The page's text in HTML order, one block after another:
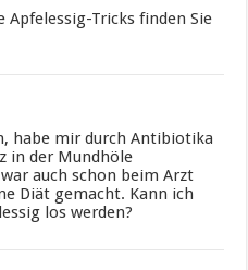
Apfelessig-Tricks finden Sie
habe mir durch Antibiotika
in der Mundhöle
auch schon beim Arzt
Diät gemacht. Kann ich
los werden?